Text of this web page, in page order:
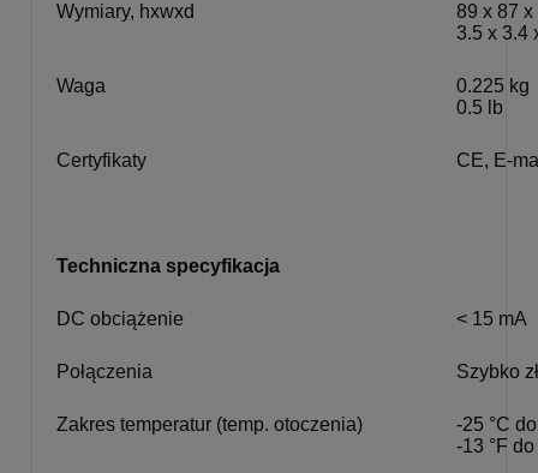
Wymiary, hxwxd
89 x 87 x
3.5 x 3.4
Waga
0.225 kg
0.5 lb
Certyfikaty CE, E-
Techniczna specyfikacja
DC obciążenie < 15 mA
Połączenia Szybko
Zakres temperatur (temp. otoczenia)
-25 °C
-13 °F